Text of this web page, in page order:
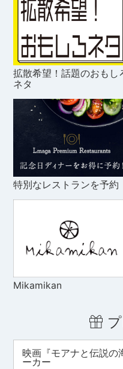
拡散希望！話題のおもし
ネタ
特別なレストランを予約
Mikamikan
映画『モアナと伝説の
ーカー